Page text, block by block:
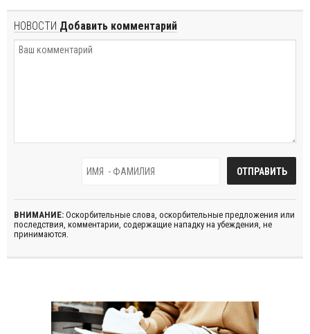
НОВОСТИ Добавить комментарий
ВНИМАНИЕ: Оскорбительные слова, оскорбительные предложения или
последствия, комментарии, содержащие нападку на убеждения, не
принимаются.